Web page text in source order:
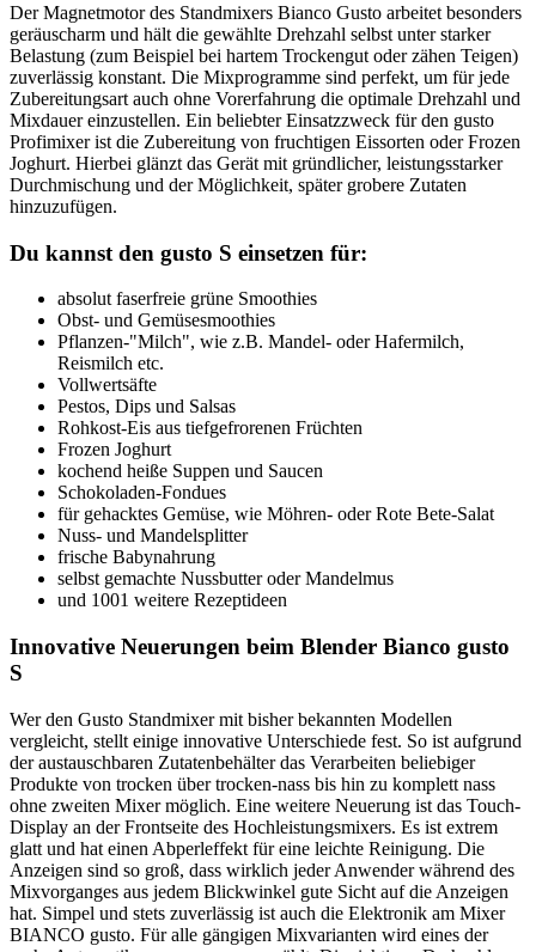
Der Magnetmotor des Standmixers Bianco Gusto arbeitet besonders
geräuscharm und hält die gewählte Drehzahl selbst unter starker
Belastung (zum Beispiel bei hartem Trockengut oder zähen Teigen)
zuverlässig konstant. Die Mixprogramme sind perfekt, um für jede
Zubereitungsart auch ohne Vorerfahrung die optimale Drehzahl und
Mixdauer einzustellen. Ein beliebter Einsatzzweck für den gusto
Profimixer ist die Zubereitung von fruchtigen Eissorten oder Frozen
Joghurt. Hierbei glänzt das Gerät mit gründlicher, leistungsstarker
Durchmischung und der Möglichkeit, später grobere Zutaten
hinzuzufügen.
Du kannst den gusto S einsetzen für:
absolut faserfreie grüne Smoothies
Obst- und Gemüsesmoothies
Pflanzen-"Milch", wie z.B. Mandel- oder Hafermilch,
Reismilch etc.
Vollwertsäfte
Pestos, Dips und Salsas
Rohkost-Eis aus tiefgefrorenen Früchten
Frozen Joghurt
kochend heiße Suppen und Saucen
Schokoladen-Fondues
für gehacktes Gemüse, wie Möhren- oder Rote Bete-Salat
Nuss- und Mandelsplitter
frische Babynahrung
selbst gemachte Nussbutter oder Mandelmus
und 1001 weitere Rezeptideen
Innovative Neuerungen beim Blender Bianco gusto
S
Wer den Gusto Standmixer mit bisher bekannten Modellen
vergleicht, stellt einige innovative Unterschiede fest. So ist aufgrund
der austauschbaren Zutatenbehälter das Verarbeiten beliebiger
Produkte von trocken über trocken-nass bis hin zu komplett nass
ohne zweiten Mixer möglich. Eine weitere Neuerung ist das Touch-
Display an der Frontseite des Hochleistungsmixers. Es ist extrem
glatt und hat einen Abperleffekt für eine leichte Reinigung. Die
Anzeigen sind so groß, dass wirklich jeder Anwender während des
Mixvorganges aus jedem Blickwinkel gute Sicht auf die Anzeigen
hat. Simpel und stets zuverlässig ist auch die Elektronik am Mixer
BIANCO gusto. Für alle gängigen Mixvarianten wird eines der